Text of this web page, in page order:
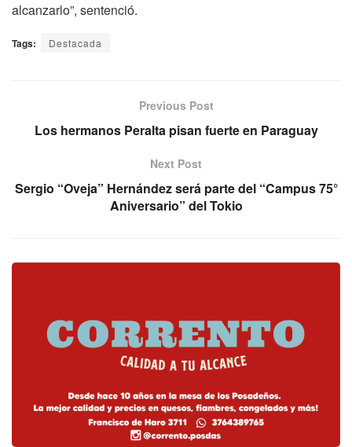
alcanzarlo”, sentenció.
Tags: Destacada
Previous Post
Los hermanos Peralta pisan fuerte en Paraguay
Next Post
Sergio “Oveja” Hernández será parte del “Campus 75°
Aniversario” del Tokio